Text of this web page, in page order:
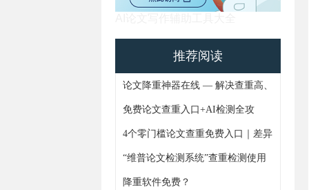
推荐阅读
论文降重神器在线 — 解决查重高、
AIGC痕迹难题，4步搞定论文重复
率
免费论文查重入口+AI检测全攻
略！避坑指南+实操技巧一次更齐
4个零门槛论文查重免费入口｜差异
化功能+论文AIGC免费检测全解析
“维普论文检测系统”查重检测使用
通知
降重软件免费？